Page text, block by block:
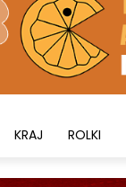
KRAJ ROLKI